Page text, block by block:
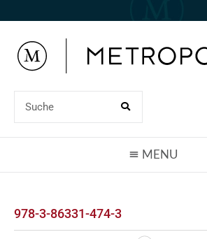
978-3-86331-474-3